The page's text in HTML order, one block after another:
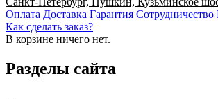
Оплата Доставка Гарантия Сотрудничество
Как сделать заказ?
В корзине ничего нет.
Разделы сайта